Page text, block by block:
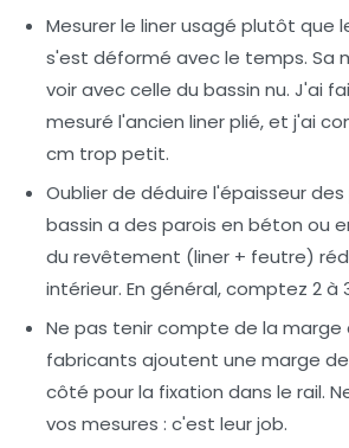
Mesurer le liner usagé plutôt que
s'est déformé avec le temps. Sa
voir avec celle du bassin nu. J'ai
mesuré l'ancien liner plié, et j'ai
cm trop petit.
Oublier de déduire l'épaisseur des
bassin a des parois en béton ou
du revêtement (liner + feutre)
intérieur. En général, comptez 2 à
Ne pas tenir compte de la marge
fabricants ajoutent une marge
côté pour la fixation dans le rail.
vos mesures : c'est leur job.